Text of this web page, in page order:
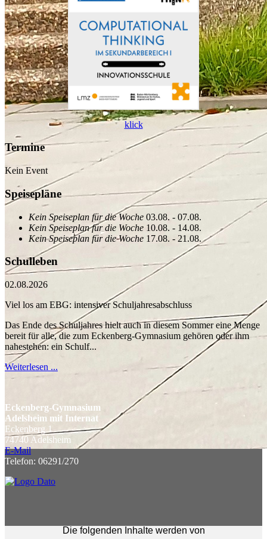
klick
Termine
Kein Event
Speisepläne
Kein Speiseplan für die Woche 03.08. - 07.08.
Kein Speiseplan für die Woche 10.08. - 14.08.
Kein Speiseplan für die Woche 17.08. - 21.08.
Schulleben
02.08.2026
Viel los am EBG: intensiver Schuljahresabschluss
Das Ende des Schuljahres hielt auch in diesem Sommer eine Menge
bereit für alle, die zum Eckenberg-Gymnasium gehören oder ihm
nahestehen: ein Schulf...
Weiterlesen ...
Eckenberg-Gymnasium
Adelsheim mit Internat
Eckenberg 1
74740 Adelsheim
E-Mail
Telefon: 06291/270